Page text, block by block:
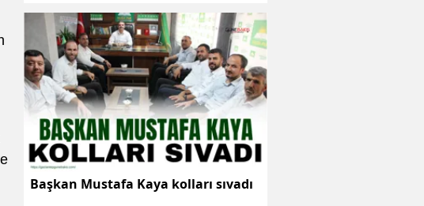
Başkan Mustafa Kaya kolları sıvadı